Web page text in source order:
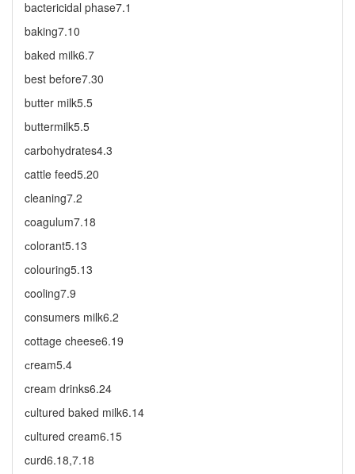
bactericidal phase7.1
baking7.10
baked milk6.7
best before7.30
butter milk5.5
buttermilk5.5
carbohydrates4.3
cattle feed5.20
cleaning7.2
coagulum7.18
сolorant5.13
colouring5.13
cooling7.9
consumers milk6.2
cottage cheese6.19
сream5.4
cream drinks6.24
сultured baked milk6.14
сultured cream6.15
curd6.18,7.18